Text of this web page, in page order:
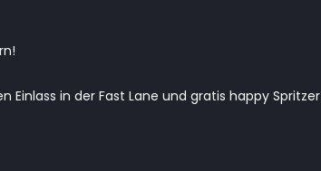
Einlass in der Fast Lane und gratis happy Spritzer